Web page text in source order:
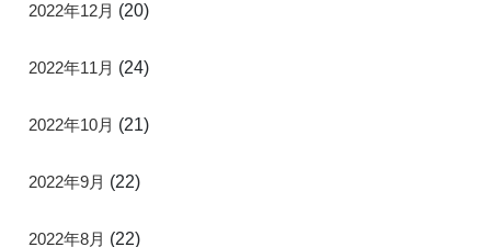
2022年12月 (20)
2022年11月 (24)
2022年10月 (21)
2022年9月 (22)
2022年8月 (22)